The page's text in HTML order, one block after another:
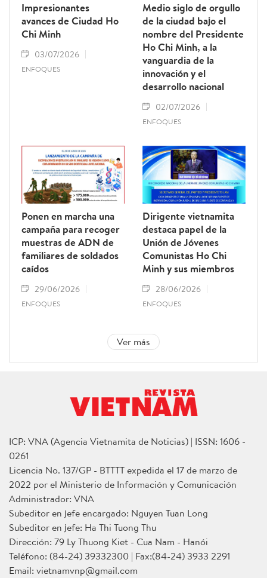
Impresionantes
avances de Ciudad Ho
Chi Minh
03/07/2026
ENFOQUES
Medio siglo de orgullo
de la ciudad bajo el
nombre del Presidente
Ho Chi Minh, a la
vanguardia de la
innovación y el
desarrollo nacional
02/07/2026
ENFOQUES
Ponen en marcha una
campaña para recoger
muestras de ADN de
familiares de soldados
caídos
29/06/2026
ENFOQUES
Dirigente vietnamita
destaca papel de la
Unión de Jóvenes
Comunistas Ho Chi
Minh y sus miembros
28/06/2026
ENFOQUES
Ver más
ICP: VNA (Agencia Vietnamita de Noticias) | ISSN: 1606 -
0261
Licencia No. 137/GP - BTTTT expedida el 17 de marzo de
2022 por el Ministerio de Información y Comunicación
Administrador: VNA
Subeditor en jefe encargado: Nguyen Tuan Long
Subeditor en jefe: Ha Thi Tuong Thu
Dirección: 79 Ly Thuong Kiet - Cua Nam - Hanói
Teléfono: (84-24) 39332300 | Fax:(84-24) 3933 2291
Email: vietnamvnp@gmail.com